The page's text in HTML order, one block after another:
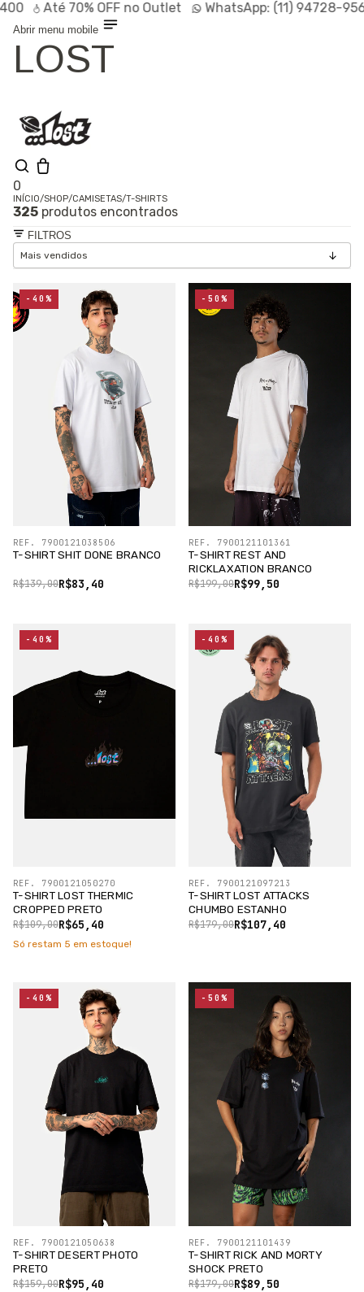
Até70% OFFno Outlet WhatsApp:(11) 94728-9569
Abrir menu mobile
LOST
0
Olá, visitante
Entrar /
Cadastrar
Shop
Linhas
Especiais
Outlet SALE
INÍCIO/SHOP/CAMISETAS/T-SHIRTS
325 produtos encontrados
FILTROS
T-SHIRT SHIT DONE BRANCO
R$83,40
R$139,00
REF. 7900121038506
-40%
T-SHIRT REST AND
RICKLAXATION BRANCO
R$99,50
R$199,00
REF. 7900121101361
-50%
T-SHIRT LOST THERMIC
CROPPED PRETO
R$65,40
R$109,00
REF. 7900121050270
-40%
Só restam 5 em estoque!
T-SHIRT LOST ATTACKS
CHUMBO ESTANHO
R$107,40
R$179,00
REF. 7900121097213
-40%
T-SHIRT DESERT PHOTO
PRETO
R$95,40
R$159,00
REF. 7900121050638
-40%
T-SHIRT RICK AND MORTY
SHOCK PRETO
R$89,50
R$179,00
REF. 7900121101439
-50%